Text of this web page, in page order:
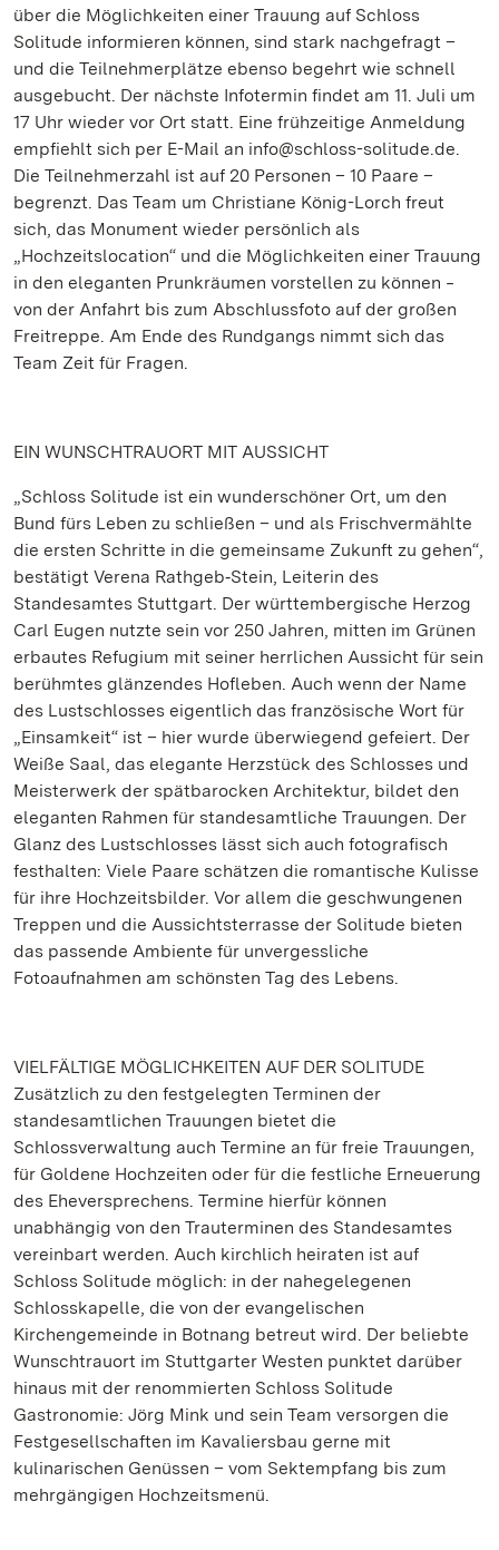
über die Möglichkeiten einer Trauung auf Schloss
Solitude informieren können, sind stark nachgefragt –
und die Teilnehmerplätze ebenso begehrt wie schnell
ausgebucht. Der nächste Infotermin findet am 11. Juli um
17 Uhr wieder vor Ort statt. Eine frühzeitige Anmeldung
empfiehlt sich per E-Mail an info@schloss-solitude.de.
Die Teilnehmerzahl ist auf 20 Personen – 10 Paare –
begrenzt. Das Team um Christiane König-Lorch freut
sich, das Monument wieder persönlich als
„Hochzeitslocation“ und die Möglichkeiten einer Trauung
in den eleganten Prunkräumen vorstellen zu können ‒
von der Anfahrt bis zum Abschlussfoto auf der großen
Freitreppe. Am Ende des Rundgangs nimmt sich das
Team Zeit für Fragen.
EIN WUNSCHTRAUORT MIT AUSSICHT
„Schloss Solitude ist ein wunderschöner Ort, um den
Bund fürs Leben zu schließen – und als Frischvermählte
die ersten Schritte in die gemeinsame Zukunft zu gehen“,
bestätigt Verena Rathgeb‐Stein, Leiterin des
Standesamtes Stuttgart. Der württembergische Herzog
Carl Eugen nutzte sein vor 250 Jahren, mitten im Grünen
erbautes Refugium mit seiner herrlichen Aussicht für sein
berühmtes glänzendes Hofleben. Auch wenn der Name
des Lustschlosses eigentlich das französische Wort für
„Einsamkeit“ ist – hier wurde überwiegend gefeiert. Der
Weiße Saal, das elegante Herzstück des Schlosses und
Meisterwerk der spätbarocken Architektur, bildet den
eleganten Rahmen für standesamtliche Trauungen. Der
Glanz des Lustschlosses lässt sich auch fotografisch
festhalten: Viele Paare schätzen die romantische Kulisse
für ihre Hochzeitsbilder. Vor allem die geschwungenen
Treppen und die Aussichtsterrasse der Solitude bieten
das passende Ambiente für unvergessliche
Fotoaufnahmen am schönsten Tag des Lebens.
VIELFÄLTIGE MÖGLICHKEITEN AUF DER SOLITUDE
Zusätzlich zu den festgelegten Terminen der
standesamtlichen Trauungen bietet die
Schlossverwaltung auch Termine an für freie Trauungen,
für Goldene Hochzeiten oder für die festliche Erneuerung
des Eheversprechens. Termine hierfür können
unabhängig von den Trauterminen des Standesamtes
vereinbart werden. Auch kirchlich heiraten ist auf
Schloss Solitude möglich: in der nahegelegenen
Schlosskapelle, die von der evangelischen
Kirchengemeinde in Botnang betreut wird. Der beliebte
Wunschtrauort im Stuttgarter Westen punktet darüber
hinaus mit der renommierten Schloss Solitude
Gastronomie: Jörg Mink und sein Team versorgen die
Festgesellschaften im Kavaliersbau gerne mit
kulinarischen Genüssen – vom Sektempfang bis zum
mehrgängigen Hochzeitsmenü.